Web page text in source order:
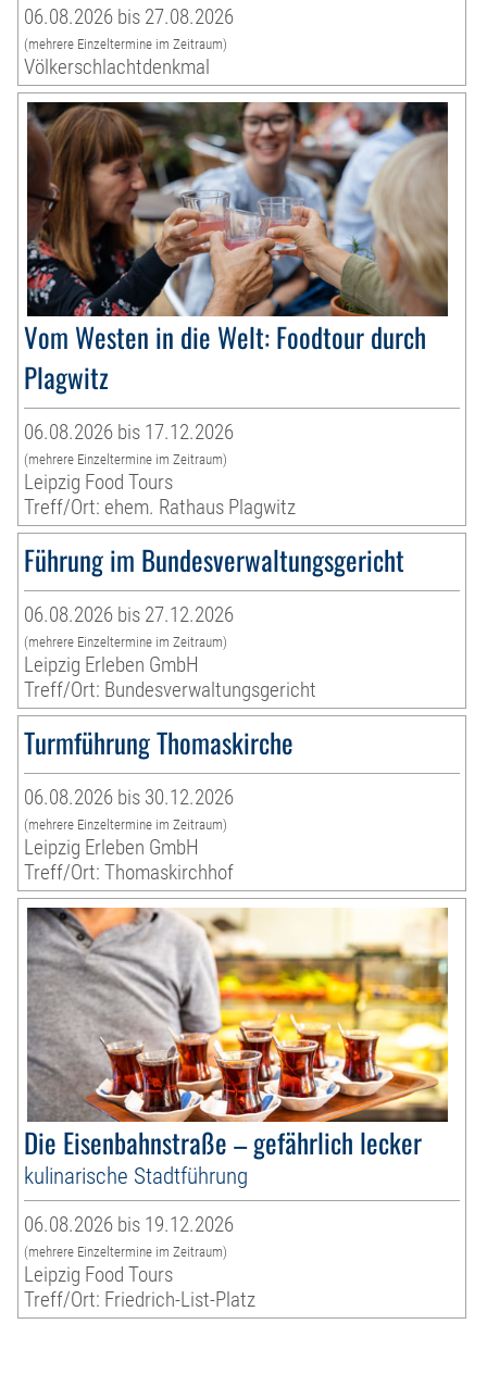
06.08.2026 bis 27.08.2026
(mehrere Einzeltermine im Zeitraum)
Völkerschlachtdenkmal
Vom Westen in die Welt: Foodtour durch
Plagwitz
06.08.2026 bis 17.12.2026
(mehrere Einzeltermine im Zeitraum)
Leipzig Food Tours
Treff/Ort: ehem. Rathaus Plagwitz
Führung im Bundesverwaltungsgericht
06.08.2026 bis 27.12.2026
(mehrere Einzeltermine im Zeitraum)
Leipzig Erleben GmbH
Treff/Ort: Bundesverwaltungsgericht
Turmführung Thomaskirche
06.08.2026 bis 30.12.2026
(mehrere Einzeltermine im Zeitraum)
Leipzig Erleben GmbH
Treff/Ort: Thomaskirchhof
Die Eisenbahnstraße – gefährlich lecker
kulinarische Stadtführung
06.08.2026 bis 19.12.2026
(mehrere Einzeltermine im Zeitraum)
Leipzig Food Tours
Treff/Ort: Friedrich-List-Platz